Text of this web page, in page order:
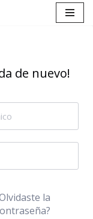
de nuevo!
la